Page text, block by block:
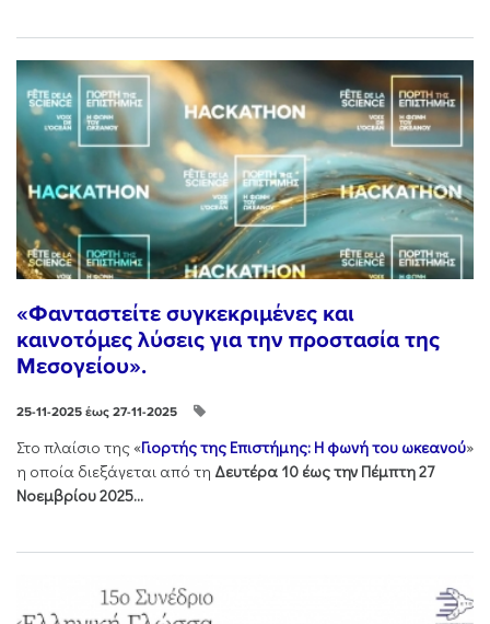
«Φανταστείτε συγκεκριμένες και
καινοτόμες λύσεις για την προστασία της
Μεσογείου».
25-11-2025 έως 27-11-2025
Στo πλαίσιo της «Γιορτής της Επιστήμης: Η φωνή του ωκεανού»
η οποία διεξάγεται από τη Δευτέρα 10 έως την Πέμπτη 27
Νοεμβρίου 2025...